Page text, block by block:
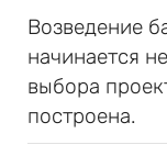
Возведение
начинается
выбора
построена.